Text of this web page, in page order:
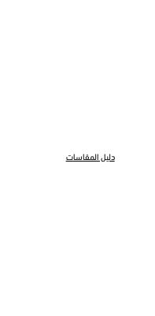
دليل المقاسات